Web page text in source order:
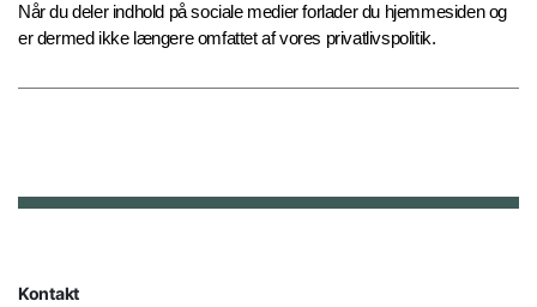
Når du deler indhold på sociale medier forlader du hjemmesiden og
er dermed ikke længere omfattet af vores privatlivspolitik.
Kontakt